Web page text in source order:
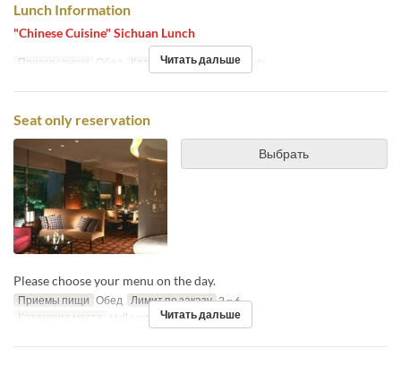
Lunch Information
"Chinese Cuisine" Sichuan Lunch
Приемы пищи Обед Категория места Hall seats
Читать дальше
Seat only reservation
Выбрать
Please choose your menu on the day.
Приемы пищи Обед Лимит по заказу 2 ~ 6
Категория места
Hall seats Читать дальше